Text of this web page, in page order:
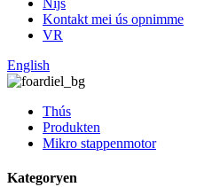
Nijs
Kontakt mei ús opnimme
VR
English
Thús
Produkten
Mikro stappenmotor
Kategoryen